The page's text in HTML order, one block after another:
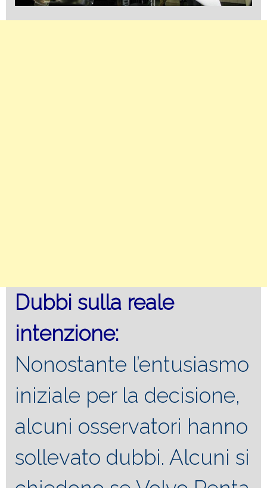
Dubbi sulla reale
intenzione:
Nonostante l’entusiasmo
iniziale per la decisione,
alcuni osservatori hanno
sollevato dubbi. Alcuni si